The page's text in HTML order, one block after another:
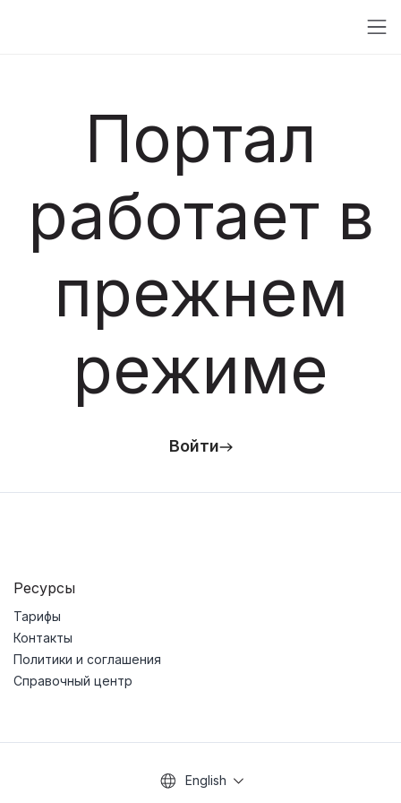
Портал
работает в
прежнем
режиме
Войти
Ресурсы
Тарифы
Контакты
Политики и соглашения
Справочный центр
English